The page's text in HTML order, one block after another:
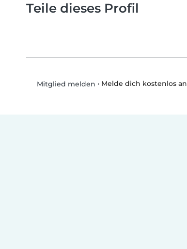
Teile dieses Profil
Mitglied melden • Melde dich kostenlos an